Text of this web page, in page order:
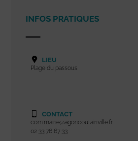
INFOS PRATIQUES
LIEU
Plage du passous
CONTACT
com.mairie@agoncoutainville.fr
02 33 76 67 33